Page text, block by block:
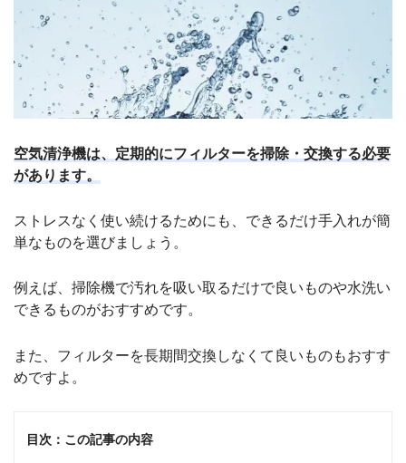
空気清浄機は、定期的にフィルターを掃除・交換する必要
があります。
ストレスなく使い続けるためにも、できるだけ手入れが簡
単なものを選びましょう。
例えば、掃除機で汚れを吸い取るだけで良いものや水洗い
できるものがおすすめです。
また、フィルターを長期間交換しなくて良いものもおすす
めですよ。
目次：この記事の内容